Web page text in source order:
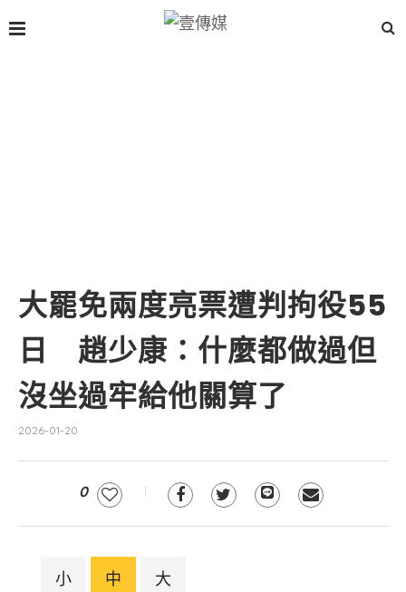
大罷免兩度亮票遭判拘役55
日 趙少康：什麼都做過但
沒坐過牢給他關算了
2026-01-20
0
小 中 大